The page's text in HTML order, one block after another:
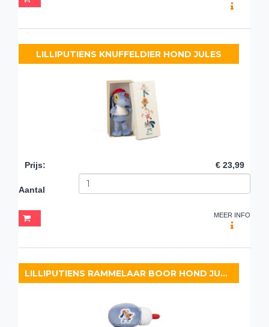
LILLIPUTIENS KNUFFELDIER HOND JULES
Prijs: € 23,99
Aantal
MEER INFO
LILLIPUTIENS RAMMELAAR BOOR HOND JULES